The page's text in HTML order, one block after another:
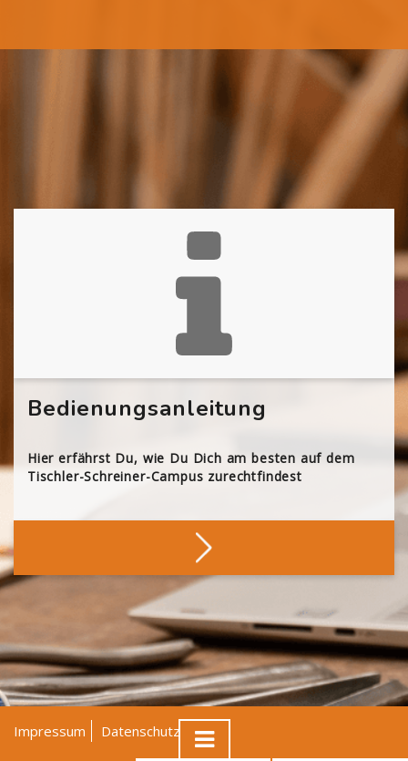
Bedienungsanleitung
Hier erfährst Du, wie Du Dich am besten auf dem
Tischler-Schreiner-Campus zurechtfindest
Impressum Datenschutz
AGB